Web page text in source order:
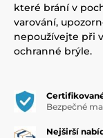
které brání v
varování,
nepoužívejte při
ochranné brýle.
Bezpečné
Nejširší